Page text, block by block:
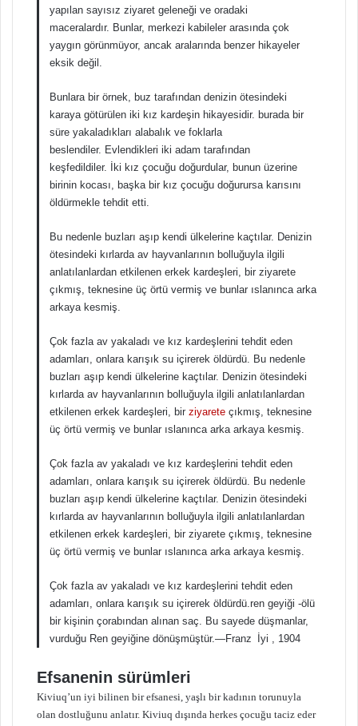
yapılan sayısız ziyaret geleneği ve oradaki
maceralardır. Bunlar, merkezi kabileler arasında çok
yaygın görünmüyor, ancak aralarında benzer hikayeler
eksik değil.
Bunlara bir örnek, buz tarafından denizin ötesindeki
karaya götürülen iki kız kardeşin hikayesidir. burada bir
süre yakaladıkları alabalık ve foklarla
beslendiler. Evlendikleri iki adam tarafından
keşfedildiler. İki kız çocuğu doğurdular, bunun üzerine
birinin kocası, başka bir kız çocuğu doğurursa karısını
öldürmekle tehdit etti.
Bu nedenle buzları aşıp kendi ülkelerine kaçtılar. Denizin
ötesindeki kırlarda av hayvanlarının bolluğuyla ilgili
anlatılanlardan etkilenen erkek kardeşleri, bir ziyarete
çıkmış, teknesine üç örtü vermiş ve bunlar ıslanınca arka
arkaya kesmiş.
Çok fazla av yakaladı ve kız kardeşlerini tehdit eden
adamları, onlara karışık su içirerek öldürdü. Bu nedenle
buzları aşıp kendi ülkelerine kaçtılar. Denizin ötesindeki
kırlarda av hayvanlarının bolluğuyla ilgili anlatılanlardan
etkilenen erkek kardeşleri, birziyarete çıkmış, teknesine
üç örtü vermiş ve bunlar ıslanınca arka arkaya kesmiş.
Çok fazla av yakaladı ve kız kardeşlerini tehdit eden
adamları, onlara karışık su içirerek öldürdü. Bu nedenle
buzları aşıp kendi ülkelerine kaçtılar. Denizin ötesindeki
kırlarda av hayvanlarının bolluğuyla ilgili anlatılanlardan
etkilenen erkek kardeşleri, bir ziyarete çıkmış, teknesine
üç örtü vermiş ve bunlar ıslanınca arka arkaya kesmiş.
Çok fazla av yakaladı ve kız kardeşlerini tehdit eden
adamları, onlara karışık su içirerek öldürdü.ren geyiği -ölü
bir kişinin çorabından alınan saç. Bu sayede düşmanlar,
vurduğu Ren geyiğine dönüşmüştür.—Franz İyi , 1904
Efsanenin sürümleri
Kiviuq’un iyi bilinen bir efsanesi, yaşlı bir kadının torunuyla
olan dostluğunu anlatır. Kiviuq dışında herkes çocuğu taciz eder